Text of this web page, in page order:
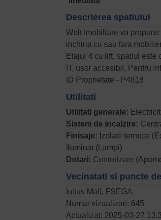
Descrierea spatiului
Welt Imobiliare va
inchiria cu sau fara
Etajul 4 cu lift, spatiul
IT, usor accesibil. Pentru
ID Proprietate - P4618
Utilitati
Utilitati generale:
Sistem de incalzire:
Finisaje: Izolatii termice
Iluminat (Lampi)
Dotari: Contorizare
Vecinatati si puncte
Iulius Mall, FSEGA
Numar vizualizari: 645
Actualizat: 2025-03-27